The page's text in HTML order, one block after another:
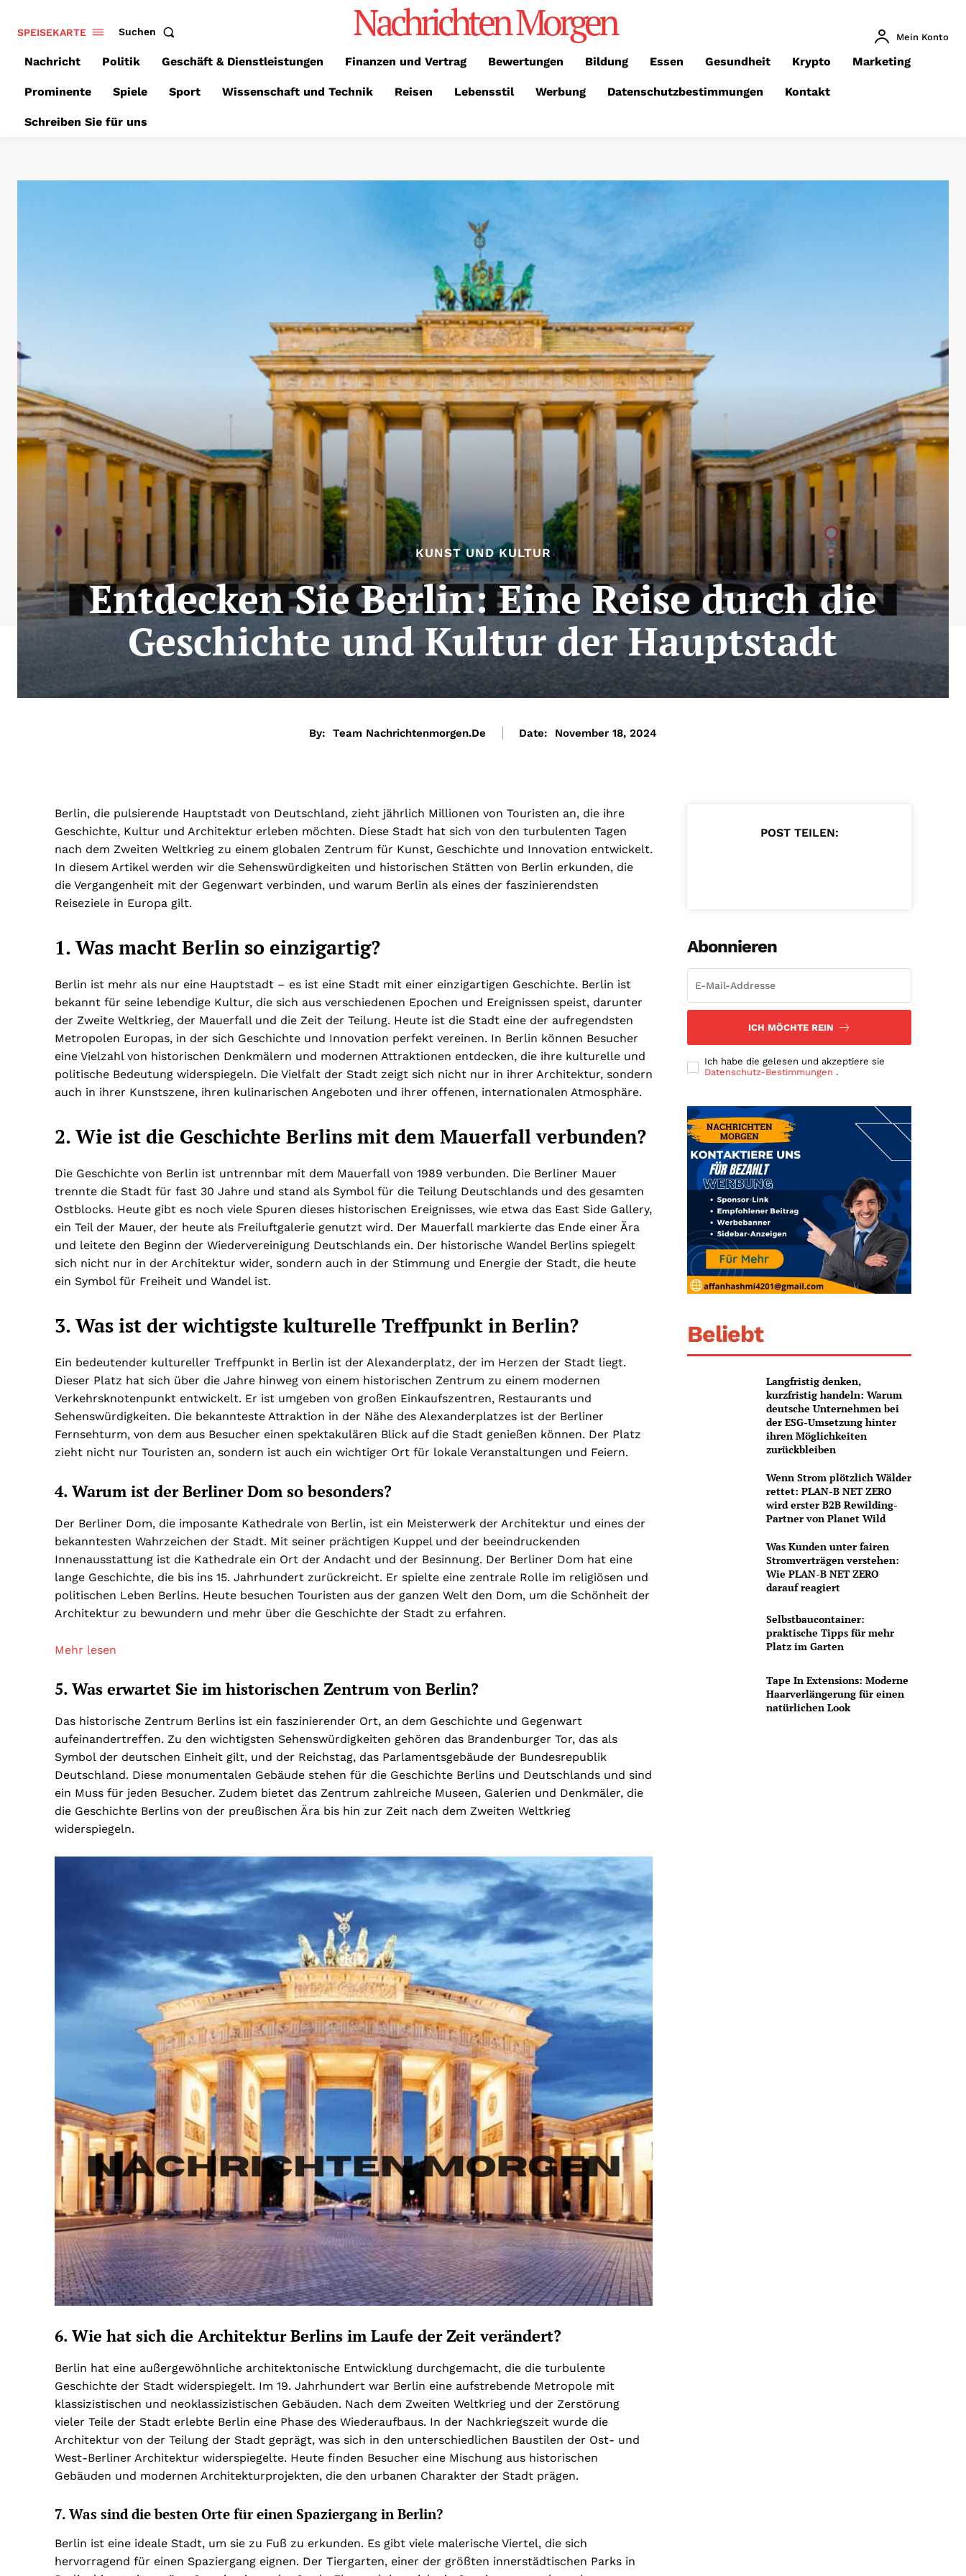
SPEISEKARTE Suchen Nachrichten Morgen Mein Konto
Nachricht Politik Geschäft & Dienstleistungen Finanzen und Vertrag Bewertungen Bildung Essen Gesundheit Krypto Marketing
Prominente Spiele Sport Wissenschaft und Technik Reisen Lebensstil Werbung Datenschutzbestimmungen Kontakt
Schreiben Sie für uns
KUNST UND KULTUR
Entdecken Sie Berlin: Eine Reise durch die
Geschichte und Kultur der Hauptstadt
By: Team Nachrichtenmorgen.de Date: November 18, 2024
Berlin, die pulsierende Hauptstadt von Deutschland, zieht jährlich Millionen von Touristen an, die ihre
Geschichte, Kultur und Architektur erleben möchten. Diese Stadt hat sich von den turbulenten Tagen
nach dem Zweiten Weltkrieg zu einem globalen Zentrum für Kunst, Geschichte und Innovation entwickelt.
In diesem Artikel werden wir die Sehenswürdigkeiten und historischen Stätten von Berlin erkunden, die
die Vergangenheit mit der Gegenwart verbinden, und warum Berlin als eines der faszinierendsten
Reiseziele in Europa gilt.
1. Was macht Berlin so einzigartig?
Berlin ist mehr als nur eine Hauptstadt – es ist eine Stadt mit einer einzigartigen Geschichte. Berlin ist
bekannt für seine lebendige Kultur, die sich aus verschiedenen Epochen und Ereignissen speist, darunter
der Zweite Weltkrieg, der Mauerfall und die Zeit der Teilung. Heute ist die Stadt eine der aufregendsten
Metropolen Europas, in der sich Geschichte und Innovation perfekt vereinen. In Berlin können Besucher
eine Vielzahl von historischen Denkmälern und modernen Attraktionen entdecken, die ihre kulturelle und
politische Bedeutung widerspiegeln. Die Vielfalt der Stadt zeigt sich nicht nur in ihrer Architektur, sondern
auch in ihrer Kunstszene, ihren kulinarischen Angeboten und ihrer offenen, internationalen Atmosphäre.
2. Wie ist die Geschichte Berlins mit dem Mauerfall verbunden?
Die Geschichte von Berlin ist untrennbar mit dem Mauerfall von 1989 verbunden. Die Berliner Mauer
trennte die Stadt für fast 30 Jahre und stand als Symbol für die Teilung Deutschlands und des gesamten
Ostblocks. Heute gibt es noch viele Spuren dieses historischen Ereignisses, wie etwa das East Side Gallery,
ein Teil der Mauer, der heute als Freiluftgalerie genutzt wird. Der Mauerfall markierte das Ende einer Ära
und leitete den Beginn der Wiedervereinigung Deutschlands ein. Der historische Wandel Berlins spiegelt
sich nicht nur in der Architektur wider, sondern auch in der Stimmung und Energie der Stadt, die heute
ein Symbol für Freiheit und Wandel ist.
3. Was ist der wichtigste kulturelle Treffpunkt in Berlin?
Ein bedeutender kultureller Treffpunkt in Berlin ist der Alexanderplatz, der im Herzen der Stadt liegt.
Dieser Platz hat sich über die Jahre hinweg von einem historischen Zentrum zu einem modernen
Verkehrsknotenpunkt entwickelt. Er ist umgeben von großen Einkaufszentren, Restaurants und
Sehenswürdigkeiten. Die bekannteste Attraktion in der Nähe des Alexanderplatzes ist der Berliner
Fernsehturm, von dem aus Besucher einen spektakulären Blick auf die Stadt genießen können. Der Platz
zieht nicht nur Touristen an, sondern ist auch ein wichtiger Ort für lokale Veranstaltungen und Feiern.
4. Warum ist der Berliner Dom so besonders?
Der Berliner Dom, die imposante Kathedrale von Berlin, ist ein Meisterwerk der Architektur und eines der
bekanntesten Wahrzeichen der Stadt. Mit seiner prächtigen Kuppel und der beeindruckenden
Innenausstattung ist die Kathedrale ein Ort der Andacht und der Besinnung. Der Berliner Dom hat eine
lange Geschichte, die bis ins 15. Jahrhundert zurückreicht. Er spielte eine zentrale Rolle im religiösen und
politischen Leben Berlins. Heute besuchen Touristen aus der ganzen Welt den Dom, um die Schönheit der
Architektur zu bewundern und mehr über die Geschichte der Stadt zu erfahren.
Mehr lesen
5. Was erwartet Sie im historischen Zentrum von Berlin?
Das historische Zentrum Berlins ist ein faszinierender Ort, an dem Geschichte und Gegenwart
aufeinandertreffen. Zu den wichtigsten Sehenswürdigkeiten gehören das Brandenburger Tor, das als
Symbol der deutschen Einheit gilt, und der Reichstag, das Parlamentsgebäude der Bundesrepublik
Deutschland. Diese monumentalen Gebäude stehen für die Geschichte Berlins und Deutschlands und sind
ein Muss für jeden Besucher. Zudem bietet das Zentrum zahlreiche Museen, Galerien und Denkmäler, die
die Geschichte Berlins von der preußischen Ära bis hin zur Zeit nach dem Zweiten Weltkrieg
widerspiegeln.
6. Wie hat sich die Architektur Berlins im Laufe der Zeit verändert?
Berlin hat eine außergewöhnliche architektonische Entwicklung durchgemacht, die die turbulente
Geschichte der Stadt widerspiegelt. Im 19. Jahrhundert war Berlin eine aufstrebende Metropole mit
klassizistischen und neoklassizistischen Gebäuden. Nach dem Zweiten Weltkrieg und der Zerstörung
vieler Teile der Stadt erlebte Berlin eine Phase des Wiederaufbaus. In der Nachkriegszeit wurde die
Architektur von der Teilung der Stadt geprägt, was sich in den unterschiedlichen Baustilen der Ost- und
West-Berliner Architektur widerspiegelte. Heute finden Besucher eine Mischung aus historischen
Gebäuden und modernen Architekturprojekten, die den urbanen Charakter der Stadt prägen.
7. Was sind die besten Orte für einen Spaziergang in Berlin?
Berlin ist eine ideale Stadt, um sie zu Fuß zu erkunden. Es gibt viele malerische Viertel, die sich
hervorragend für einen Spaziergang eignen. Der Tiergarten, einer der größten innerstädtischen Parks in
POST TEILEN:
Abonnieren
ICH MÖCHTE REIN
Ich habe die gelesen und akzeptiere sie
Datenschutz-Bestimmungen .
Beliebt
Langfristig denken,
kurzfristig handeln: Warum
deutsche Unternehmen bei
der ESG-Umsetzung hinter
ihren Möglichkeiten
zurückbleiben
Wenn Strom plötzlich Wälder
rettet: PLAN-B NET ZERO
wird erster B2B Rewilding-
Partner von Planet Wild
Was Kunden unter fairen
Stromverträgen verstehen:
Wie PLAN-B NET ZERO
darauf reagiert
Selbstbaucontainer:
praktische Tipps für mehr
Platz im Garten
Tape In Extensions: Moderne
Haarverlängerung für einen
natürlichen Look